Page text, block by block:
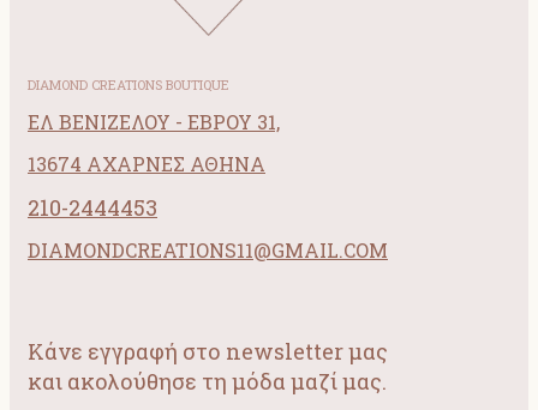
DIAMOND CREATIONS BOUTIQUE
ΕΛ ΒΕΝΙΖΕΛΟΥ - ΕΒΡΟΥ 31,
13674 ΑΧΑΡΝΕΣ ΑΘΗΝΑ
210-2444453
DIAMONDCREATIONS11@GMAIL.COM
Κάνε εγγραφή στο newsletter μας
και ακολούθησε τη μόδα μαζί μας.